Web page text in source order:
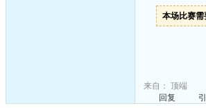
本场比赛需
来自： 顶端
回复